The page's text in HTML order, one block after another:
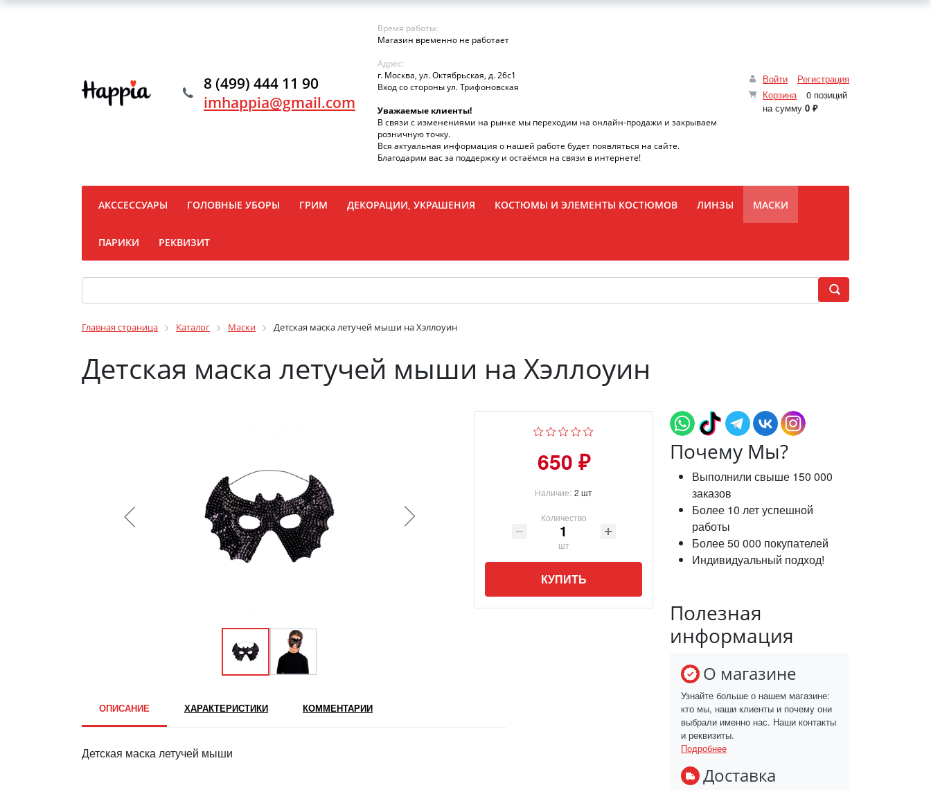
Войти
Регистрация
Корзина
0 позиций
на сумму 0 ₽
8 (499) 444 11 90
imhappia@gmail.com
Время работы:
Магазин временно не работает
Адрес:
г. Москва, ул. Октябрьская, д. 26с1
Вход со стороны ул. Трифоновская
Уважаемые клиенты!
В связи с изменениями на рынке мы переходим на онлайн-продажи и закрываем
розничную точку.
Вся актуальная информация о нашей работе будет появляться на сайте.
Благодарим вас за поддержку и остаёмся на связи в интернете!
АКССЕССУАРЫ ГОЛОВНЫЕ УБОРЫ ГРИМ ДЕКОРАЦИИ, УКРАШЕНИЯ КОСТЮМЫ И ЭЛЕМЕНТЫ КОСТЮМОВ ЛИНЗЫ МАСКИ
ПАРИКИ РЕКВИЗИТ
Главная страница Каталог Маски Детская маска летучей мыши на Хэллоуин
Детская маска летучей мыши на Хэллоуин
650 ₽
Наличие: 2 шт
Количество
шт
КУПИТЬ
ОПИСАНИЕ ХАРАКТЕРИСТИКИ КОММЕНТАРИИ
Детская маска летучей мыши
Почему Мы?
Выполнили свыше 150 000
заказов
Более 10 лет успешной
работы
Более 50 000 покупателей
Индивидуальный подход!
Полезная
информация
О магазине
Узнайте больше о нашем магазине:
кто мы, наши клиенты и почему они
выбрали именно нас. Наши контакты
и реквизиты.
Подробнее
Доставка